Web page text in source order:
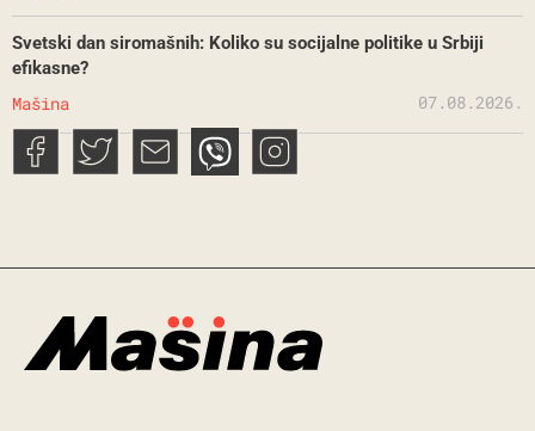
Svetski dan siromašnih: Koliko su socijalne politike u Srbiji
efikasne?
Mašina 07.08.2026.